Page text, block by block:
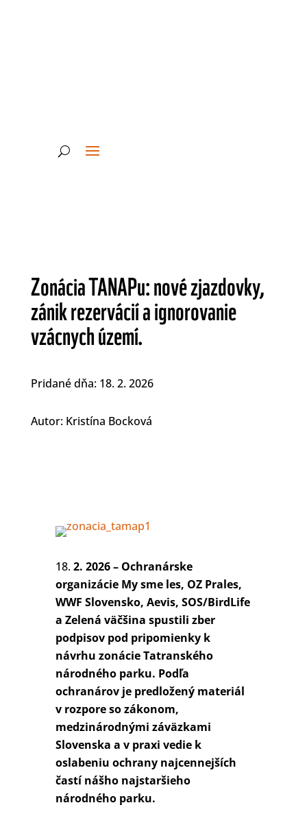
Zonácia TANAPu: nové zjazdovky,
zánik rezervácií a ignorovanie
vzácnych území.
Pridané dňa: 18. 2. 2026
Autor: Kristína Bocková
2. 2026 – Ochranárske
organizácie My sme les, OZ Prales,
WWF Slovensko, Aevis, SOS/BirdLife
a Zelená väčšina spustili zber
podpisov pod pripomienky k
návrhu zonácie Tatranského
národného parku. Podľa
ochranárov je predložený materiál
v rozpore so zákonom,
medzinárodnými záväzkami
Slovenska a v praxi vedie k
oslabeniu ochrany najcennejších
častí nášho najstaršieho
národného parku.